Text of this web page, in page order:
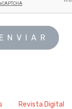
Revista Digital